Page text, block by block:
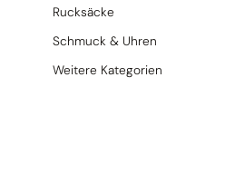
Rucksäcke
Schmuck & Uhren
Weitere Kategorien